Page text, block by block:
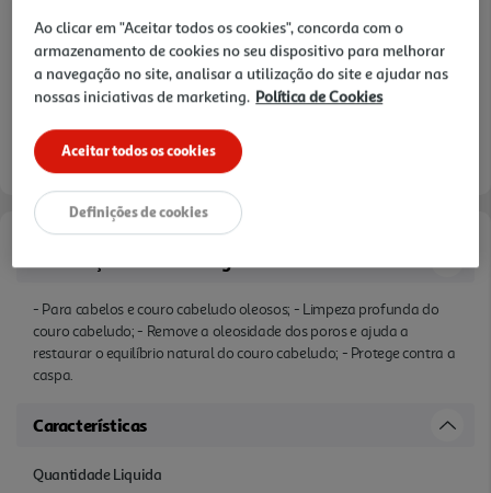
Notas de preparação
- Para cabelos e couro cabeludo oleosos; - Limpeza profunda do
couro cabeludo; - Remove a oleosidade dos poros e ajuda a
restaurar o equilíbrio natural do couro cabeludo; - Protege contra a
caspa.
Características
Quantidade Liquida
Ao clicar em "Aceitar todos os cookies", concorda com o
armazenamento de cookies no seu dispositivo para melhorar
a navegação no site, analisar a utilização do site e ajudar nas
nossas iniciativas de marketing. Política de Cookies
Aceitar todos os cookies
Definições de cookies